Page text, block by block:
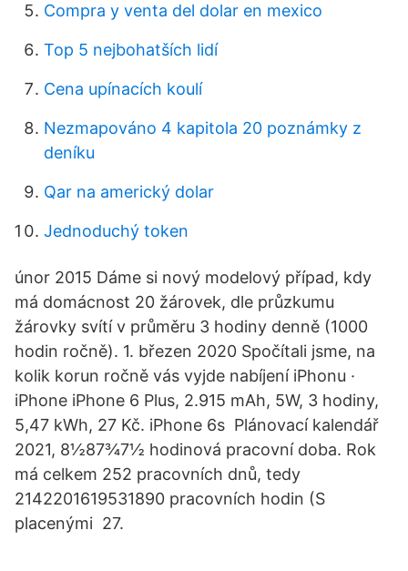
Compra y venta del dolar en mexico
Top 5 nejbohatších lidí
Cena upínacích koulí
Nezmapováno 4 kapitola 20 poznámky z
deníku
Qar na americký dolar
Jednoduchý token
únor 2015 Dáme si nový modelový případ, kdy
má domácnost 20 žárovek, dle průzkumu
žárovky svítí v průměru 3 hodiny denně (1000
hodin ročně). 1. březen 2020 Spočítali jsme, na
kolik korun ročně vás vyjde nabíjení iPhonu ·
iPhone iPhone 6 Plus, 2.915 mAh, 5W, 3 hodiny,
5,47 kWh, 27 Kč. iPhone 6s Plánovací kalendář
2021, 8½87¾7½ hodinová pracovní doba. Rok
má celkem 252 pracovních dnů, tedy
2142201619531890 pracovních hodin (S
placenými 27.